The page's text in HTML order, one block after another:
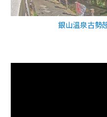
銀山温泉古勢